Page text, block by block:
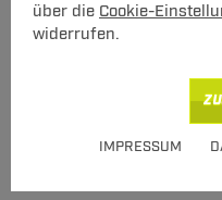
über die Cookie-
widerrufen.
IMPRESSUM
Geeignet für